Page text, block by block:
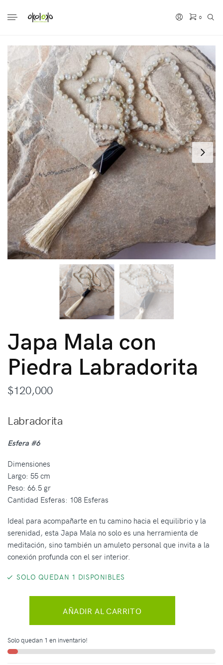
0
Japa Mala con
Piedra Labradorita
$120,000
Labradorita
Esfera #6
Dimensiones
Largo: 55 cm
Peso: 66.5 gr
Cantidad Esferas: 108 Esferas
Ideal para acompañarte en tu camino hacia el equilibrio y la
serenidad, esta Japa Mala no solo es una herramienta de
meditación, sino también un amuleto personal que invita a la
conexión profunda con el ser interior.
SOLO QUEDAN 1 DISPONIBLES
AÑADIR AL CARRITO
Solo quedan 1 en inventario!